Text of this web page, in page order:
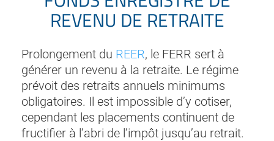
REVENU DE RETRAITE
Prolongement du REER, le FERR sert à
générer un revenu à la retraite. Le régime
prévoit des retraits annuels minimums
obligatoires. Il est impossible d’y cotiser,
cependant les placements continuent de
fructifier à l’abri de l’impôt jusqu’au retrait.